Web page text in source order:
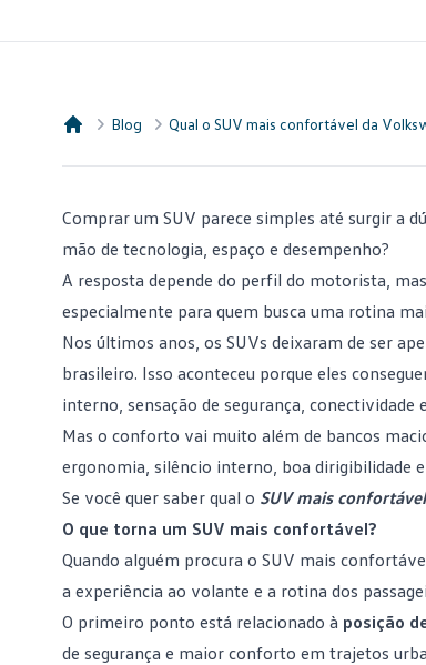
Blog Qual o SUV mais confortável da
Comprar um SUV parece simples até surgir a
mão de tecnologia, espaço e desempenho?
A resposta depende do perfil do motorista,
especialmente para quem busca uma rotina
Nos últimos anos, os SUVs deixaram de ser
brasileiro. Isso aconteceu porque eles
interno, sensação de segurança,
Mas o conforto vai muito além de bancos
ergonomia, silêncio interno, boa dirigibilidade
Se você quer saber qual o SUV mais confortável
O que torna um SUV mais confortável?
Quando alguém procura o SUV mais
a experiência ao volante e a rotina dos
O primeiro ponto está relacionado à posição
de segurança e maior conforto em trajetos